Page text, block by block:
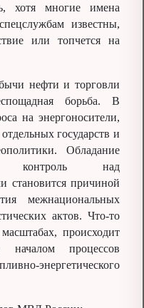
хотя многие имена
известны,
или топчется на
нефти и торговли
борьба. В
на энергоносители,
государств и
Обладание
контроль над
становится причиной
межнациональных
актов. Что-то
происходит
процессов
энергетического